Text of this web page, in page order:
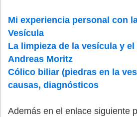
Mi experiencia personal con
Vesícula
La limpieza de la vesícula y
Andreas Moritz
Cólico biliar (piedras en la
causas, diagnósticos
Además en el enlace siguiente